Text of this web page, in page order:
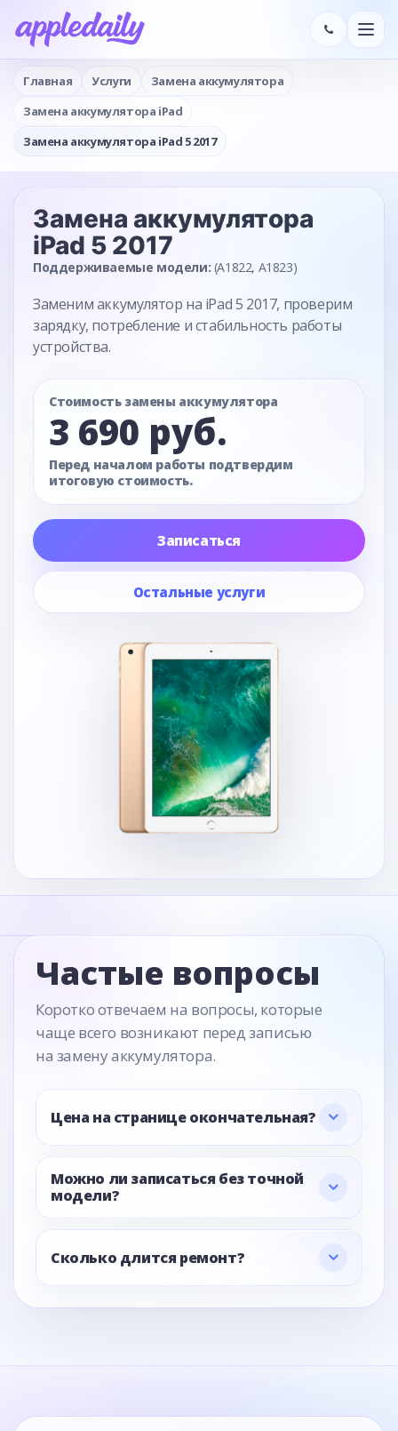
Главная Услуги
Замена аккумулятора
Замена аккумулятора iPad
Замена аккумулятора iPad 5 2017
Замена аккумулятора
iPad 5 2017
Поддерживаемые модели: (A1822, A1823)
Заменим аккумулятор на iPad 5 2017, проверим
зарядку, потребление и стабильность работы
устройства.
Стоимость замены аккумулятора
3 690 руб.
Перед началом работы подтвердим
итоговую стоимость.
Записаться
Остальные услуги
Частые вопросы
Коротко отвечаем на вопросы, которые
чаще всего возникают перед записью
на замену аккумулятора.
Цена на странице окончательная?
Можно ли записаться без точной
модели?
Сколько длится ремонт?